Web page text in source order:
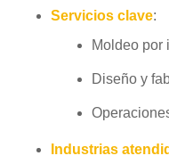
Servicios clave:
Moldeo por
Diseño y
Industrias